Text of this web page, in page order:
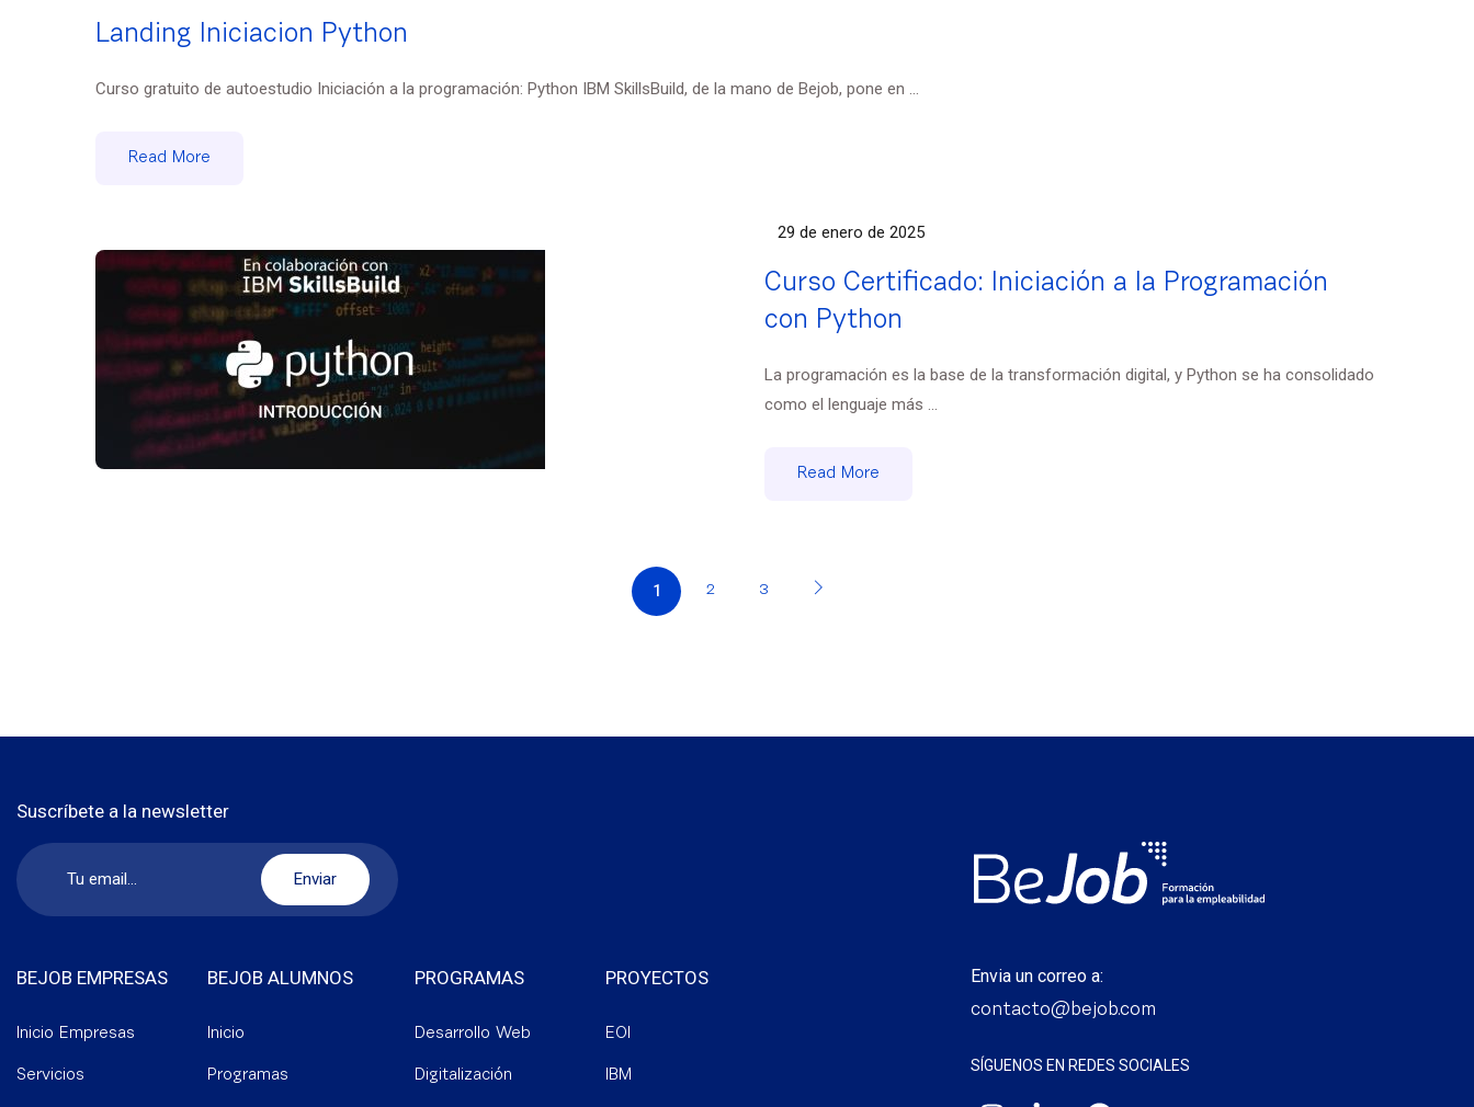
Landing Iniciacion Python
Curso gratuito de autoestudio Iniciación a la programación: Python IBM SkillsBuild, de la mano de Bejob, pone en ...
Read More
29 de enero de 2025
Curso Certificado: Iniciación a la Programación
con Python
La programación es la base de la transformación digital, y Python se ha consolidado
como el lenguaje más ...
Read More
1 2 3
Suscríbete a la newsletter
BEJOB EMPRESAS
Inicio Empresas
Servicios
BEJOB ALUMNOS
Inicio
Programas
PROGRAMAS
Desarrollo Web
Digitalización
PROYECTOS
EOI
IBM
Envia un correo a:
contacto@bejob.com
SÍGUENOS EN REDES SOCIALES